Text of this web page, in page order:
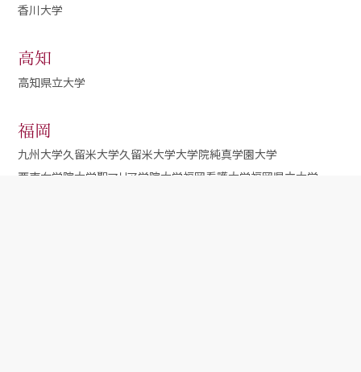
香川大学
高知
高知県立大学
福岡
九州大学久留米大学久留米大学大学院純真学園大学
西南女学院大学聖マリア学院大学福岡看護大学福岡県立大学